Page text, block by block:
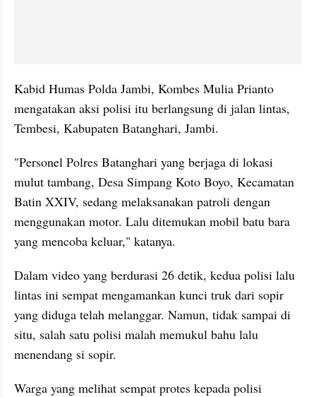
Kabid Humas Polda Jambi, Kombes Mulia Prianto
mengatakan aksi polisi itu berlangsung di jalan lintas,
Tembesi, Kabupaten Batanghari, Jambi.
"Personel Polres Batanghari yang berjaga di lokasi
mulut tambang, Desa Simpang Koto Boyo, Kecamatan
Batin XXIV, sedang melaksanakan patroli dengan
menggunakan motor. Lalu ditemukan mobil batu bara
yang mencoba keluar," katanya.
Dalam video yang berdurasi 26 detik, kedua polisi lalu
lintas ini sempat mengamankan kunci truk dari sopir
yang diduga telah melanggar. Namun, tidak sampai di
situ, salah satu polisi malah memukul bahu lalu
menendang si sopir.
Warga yang melihat sempat protes kepada polisi